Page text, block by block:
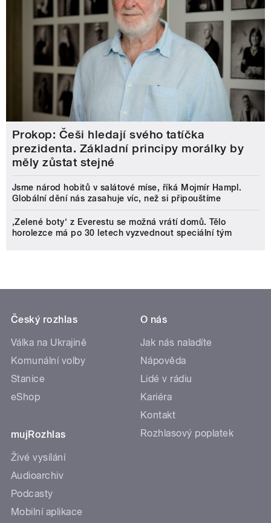
Prokop: Češi hledají svého tatíčka
prezidenta. Základní principy morálky by
měly zůstat stejné
Jsme národ hobitů v salátové míse, říká Mojmír Hampl.
Globální dění nás zasahuje víc, než si připouštíme
‚Zelené boty‘ z Everestu se možná vrátí domů. Tělo
horolezce má po 30 letech vyzvednout speciální tým
Český rozhlas
Válka na Ukrajině
Komunální volby
Stanice
eShop
mujRozhlas
Živé vysílání
Audioarchiv
Podcasty
Mobilní aplikace
O nás
Jak nás naladíte
Nápověda
Lidé v rádiu
Kariéra
Kontakt
Rozhlasový poplatek